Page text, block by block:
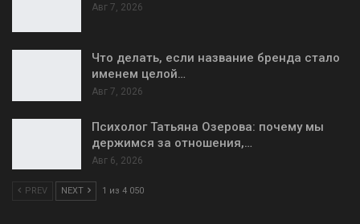
Авг 7, 2026
Что делать, если название бренда стало
именем целой…
Авг 7, 2026
Психолог Татьяна Озерова: почему мы
держимся за отношения,…
Авг 6, 2026
PREV NEXT 1 из 4 050